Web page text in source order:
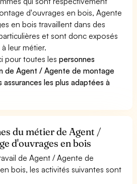
d'ouvrages en bois, Agente
en bois travaillent dans des
et sont donc exposés
leur métier.
pour toutes lespersonnes
de Agent / Agente de montage
les plus adaptées à
du métier de Agent /
d'ouvrages en bois
de Agent / Agente de
bois, les activités suivantes sont